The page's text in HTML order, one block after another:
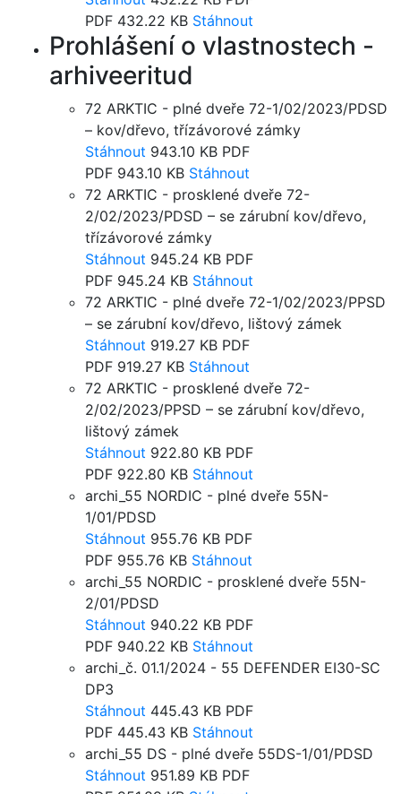
PDF 432.22 KB Stáhnout
Prohlášení o vlastnostech -
arhiveeritud
72 ARKTIC - plné dveře 72-1/02/2023/PDSD
– kov/dřevo, třízávorové zámky
Stáhnout 943.10 KB PDF
PDF 943.10 KB Stáhnout
72 ARKTIC - prosklené dveře 72-
2/02/2023/PDSD – se zárubní kov/dřevo,
třízávorové zámky
Stáhnout 945.24 KB PDF
PDF 945.24 KB Stáhnout
72 ARKTIC - plné dveře 72-1/02/2023/PPSD
– se zárubní kov/dřevo, lištový zámek
Stáhnout 919.27 KB PDF
PDF 919.27 KB Stáhnout
72 ARKTIC - prosklené dveře 72-
2/02/2023/PPSD – se zárubní kov/dřevo,
lištový zámek
Stáhnout 922.80 KB PDF
PDF 922.80 KB Stáhnout
archi_55 NORDIC - plné dveře 55N-
1/01/PDSD
Stáhnout 955.76 KB PDF
PDF 955.76 KB Stáhnout
archi_55 NORDIC - prosklené dveře 55N-
2/01/PDSD
Stáhnout 940.22 KB PDF
PDF 940.22 KB Stáhnout
archi_č. 01.1/2024 - 55 DEFENDER EI30-SC
DP3
Stáhnout 445.43 KB PDF
PDF 445.43 KB Stáhnout
archi_55 DS - plné dveře 55DS-1/01/PDSD
Stáhnout 951.89 KB PDF